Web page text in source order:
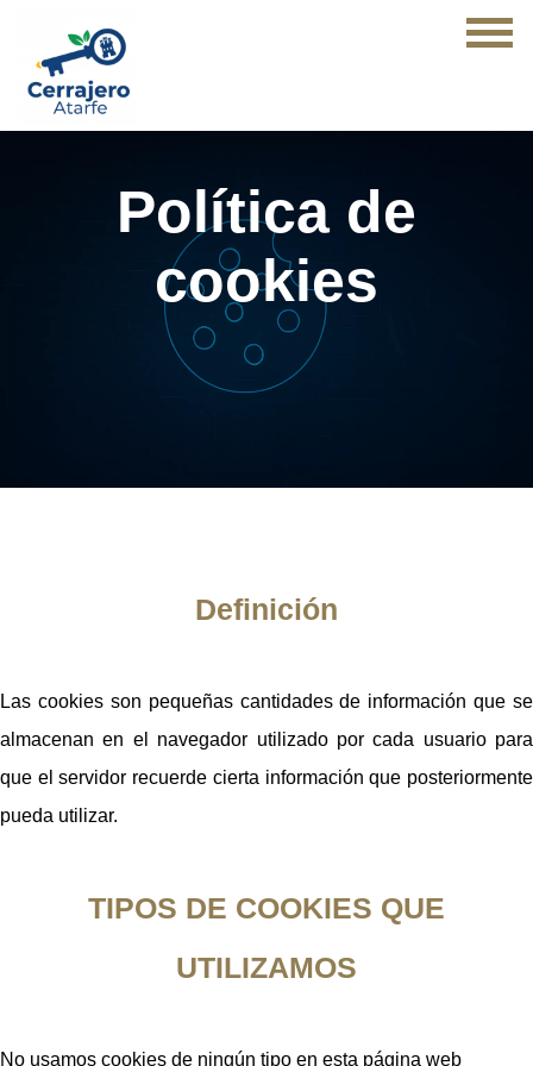
Política de
cookies
Definición
Las cookies son pequeñas cantidades de información que se
almacenan en el navegador utilizado por cada usuario para
que el servidor recuerde cierta información que posteriormente
pueda utilizar.
TIPOS DE COOKIES QUE
UTILIZAMOS
No usamos cookies de ningún tipo en esta página web